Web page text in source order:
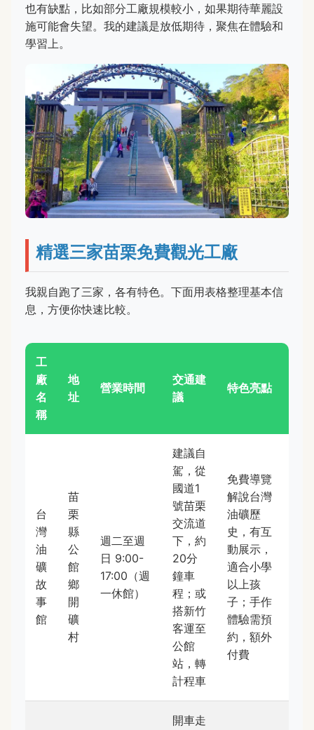
也有缺點，比如部分工廠規模較小，如果期待華麗設
施可能會失望。我的建議是放低期待，聚焦在體驗和
學習上。
精選三家苗栗免費觀光工廠
我親自跑了三家，各有特色。下面用表格整理基本信
息，方便你快速比較。
工
廠
名
稱
地
址
營業時間
交通建
議
特色亮點
台
灣
油
礦
故
事
館
苗
栗
縣
公
館
鄉
開
礦
村
週二至週
日 9:00-
17:00（週
一休館）
建議自
駕，從
國道1
號苗栗
交流道
下，約
20分
鐘車
程；或
搭新竹
客運至
公館
站，轉
計程車
免費導覽
解說台灣
油礦歷
史，有互
動展示，
適合小學
以上孩
子；手作
體驗需預
約，額外
付費
開車走